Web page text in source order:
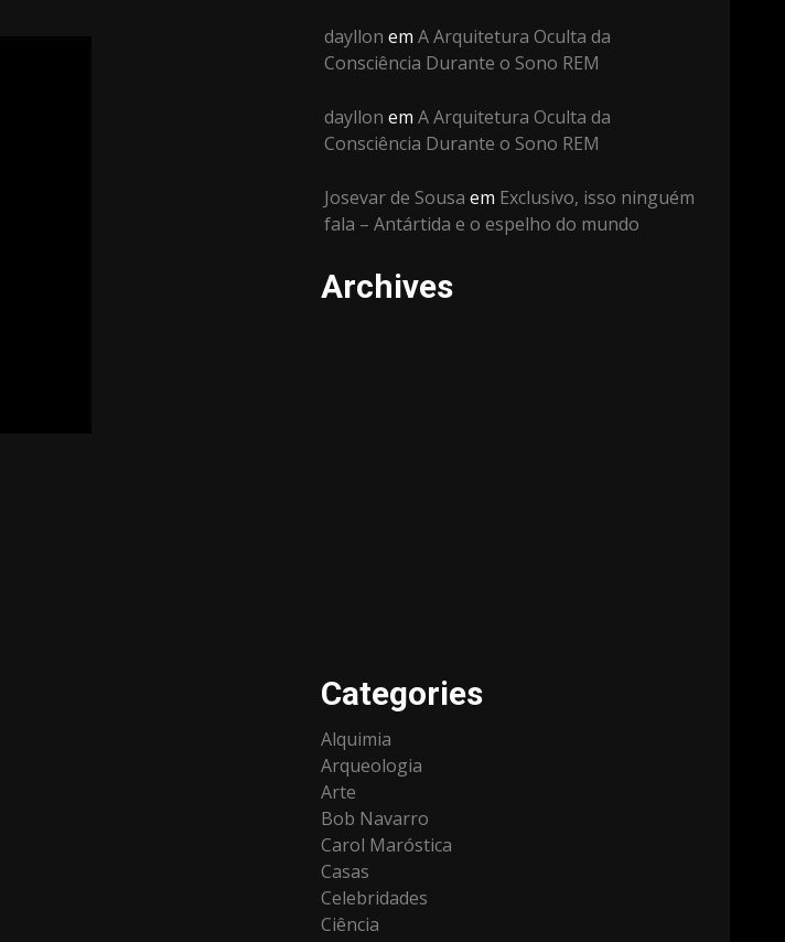
dayllon emA Arquitetura Oculta da
Consciência Durante o Sono REM
dayllon emA Arquitetura Oculta da
Consciência Durante o Sono REM
Josevar de Sousa em Exclusivo, isso ninguém
fala – Antártida e o espelho do mundo
Archives
Categories
Alquimia
Arqueologia
Arte
Bob Navarro
Carol Maróstica
Casas
Celebridades
Ciência